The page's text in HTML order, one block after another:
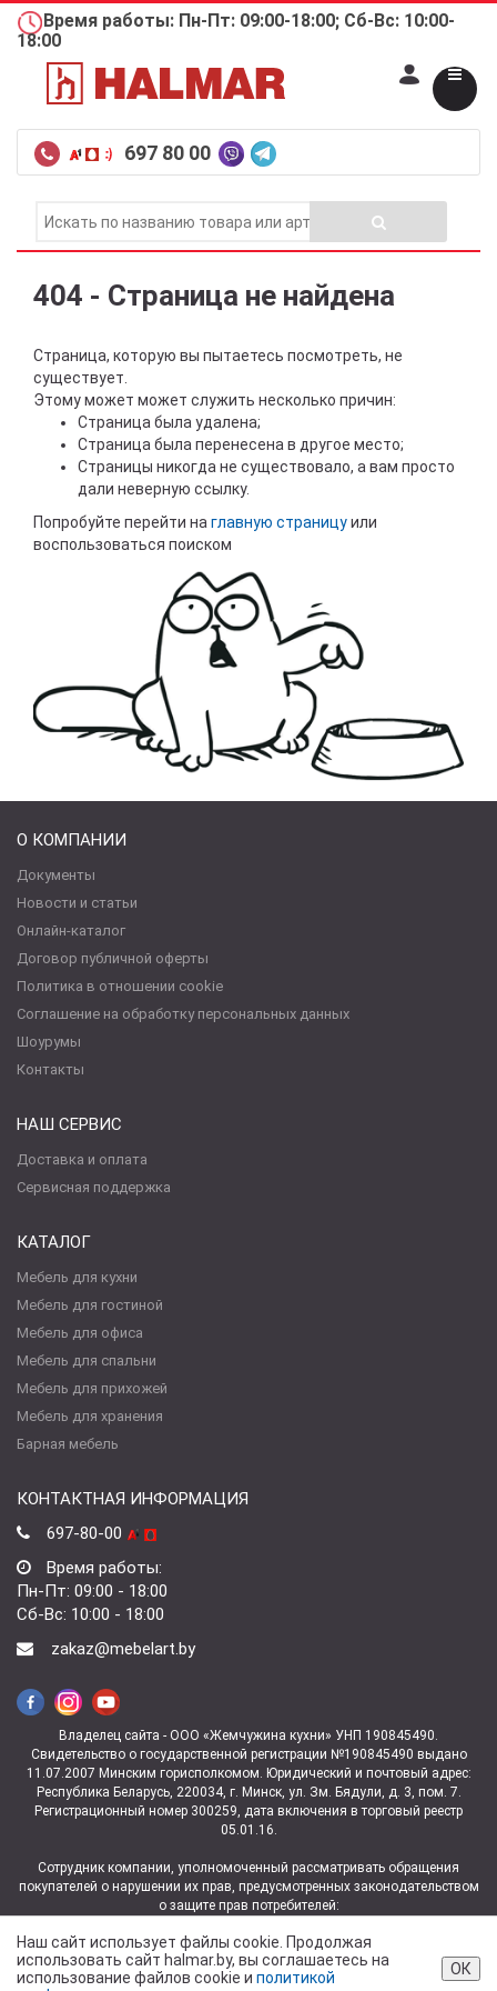
Наш сайт использует файлы cookie. Продолжая
использовать сайт halmar.by, вы соглашаетесь на
использование файлов cookie и политикой
ОК
Время работы: Пн-Пт: 09:00-18:00; Сб-Вс: 10:00-
18:00
697 80 00
404 - Страница не найдена
Страница, которую вы пытаетесь посмотреть, не
существует.
Этому может может служить несколько причин:
Страница была удалена;
Страница была перенесена в другое место;
Страницы никогда не существовало, а вам просто
дали неверную ссылку.
Попробуйте перейти на главную страницуили
воспользоваться поиском
О КОМПАНИИ
Документы
Новости и статьи
Онлайн-каталог
Договор публичной оферты
Политика в отношении cookie
Соглашение на обработку персональных данных
Шоурумы
Контакты
НАШ СЕРВИС
Доставка и оплата
Сервисная поддержка
КАТАЛОГ
Мебель для кухни
Мебель для гостиной
Мебель для офиса
Мебель для спальни
Мебель для прихожей
Мебель для хранения
Барная мебель
КОНТАКТНАЯ ИНФОРМАЦИЯ
697-80-00
Время работы:
Пн-Пт: 09:00 - 18:00
Сб-Вс: 10:00 - 18:00
zakaz@mebelart.by
Владелец сайта - ООО «Жемчужина кухни» УНП 190845490.
Свидетельство о государственной регистрации №190845490 выдано
11.07.2007 Минским горисполкомом. Юридический и почтовый адрес:
Республика Беларусь, 220034, г. Минск, ул. Зм. Бядули, д. 3, пом. 7.
Регистрационный номер 300259, дата включения в торговый реестр
05.01.16.
Сотрудник компании, уполномоченный рассматривать обращения
покупателей о нарушении их прав, предусмотренных законодательством
о защите прав потребителей:
Владимировна +375 (29) 697-06-06.
Контакты отдела торговли и услуг администрации Партизанского района
г. Минска для рассмотрения обращений покупателей — тел. +375 (17)